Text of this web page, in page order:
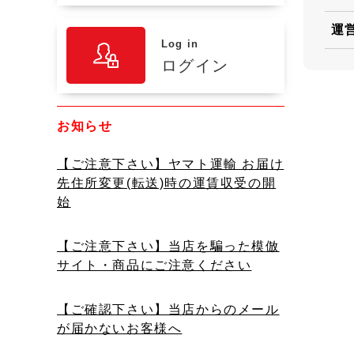
Log in
ログイン
お知らせ
【ご注意下さい】ヤマト運輸 お届け
先住所変更(転送)時の運賃収受の開
始
【ご注意下さい】当店を騙った模倣
サイト・商品にご注意ください
【ご確認下さい】当店からのメール
が届かないお客様へ
運